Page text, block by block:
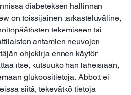
diabeteksen hallinnan
on toissijainen tarkasteluväline,
tekemiseen tai
antamien neuvojen
ohjekirja ennen käytön
itse, kutsuuko hän läheisiään,
glukoositietoja. Abbott ei
siitä, tekevätkö tietoja